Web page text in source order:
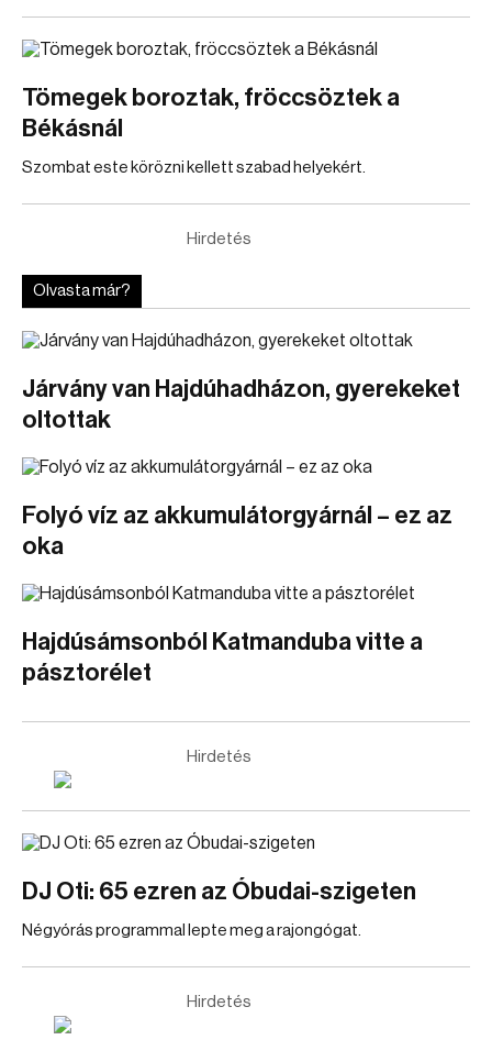
Tömegek boroztak, fröccsöztek a
Békásnál
Szombat este körözni kellett szabad helyekért.
Hirdetés
Olvasta már?
Járvány van Hajdúhadházon, gyerekeket
oltottak
Folyó víz az akkumulátorgyárnál – ez az
oka
Hajdúsámsonból Katmanduba vitte a
pásztorélet
Hirdetés
DJ Oti: 65 ezren az Óbudai-szigeten
Négyórás programmal lepte meg a rajongógat.
Hirdetés